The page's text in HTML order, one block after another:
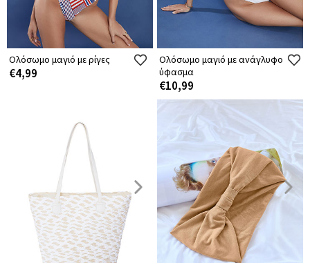
Ολόσωμο μαγιό με ρίγες
€4,99
Ολόσωμο μαγιό με ανάγλυφο
ύφασμα
€10,99